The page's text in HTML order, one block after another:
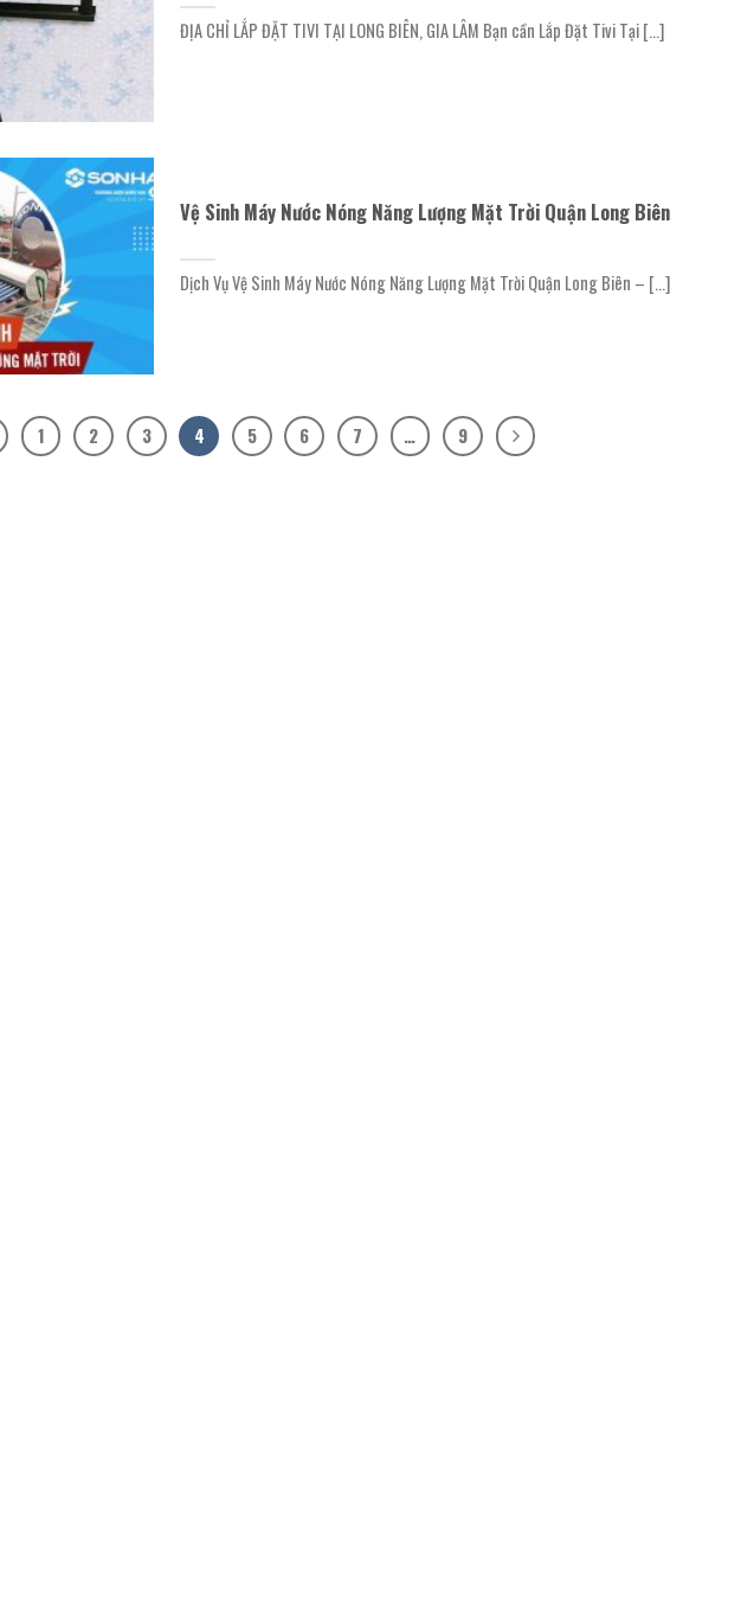
ĐỊA CHỈ LẮP ĐẶT TIVI TẠI LONG BIÊN, GIA LÂM Bạn cần Lắp Đặt Tivi Tại [...]
Vệ Sinh Máy Nước Nóng Năng Lượng Mặt Trời Quận Long Biên
Dịch Vụ Vệ Sinh Máy Nước Nóng Năng Lượng Mặt Trời Quận Long Biên – [...]
1 2 3 4 5 6 7 … 9